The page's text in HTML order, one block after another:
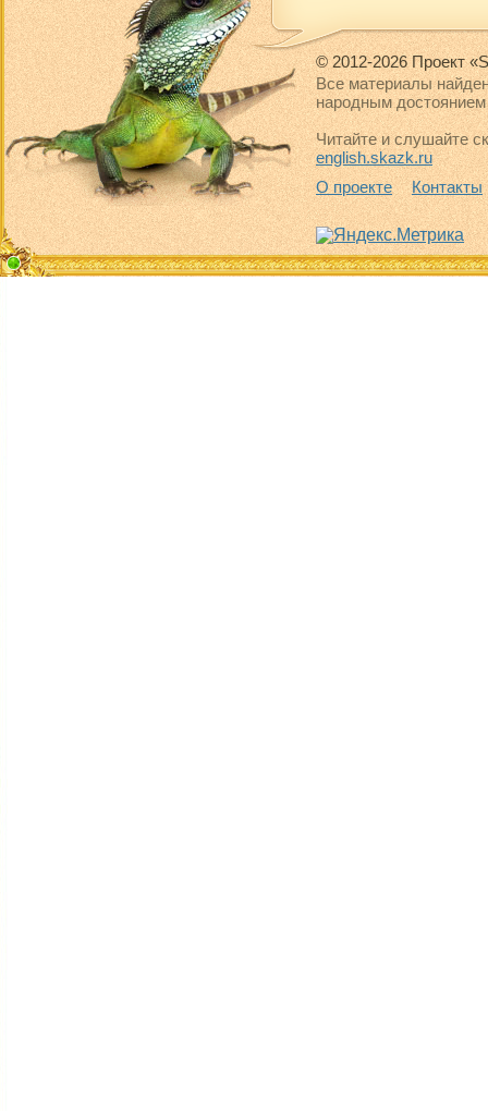
© 2012-2026 Проект
Все материалы
народным достоянием
Читайте и слушайте
english.skazk.ru
О проекте
Контакты